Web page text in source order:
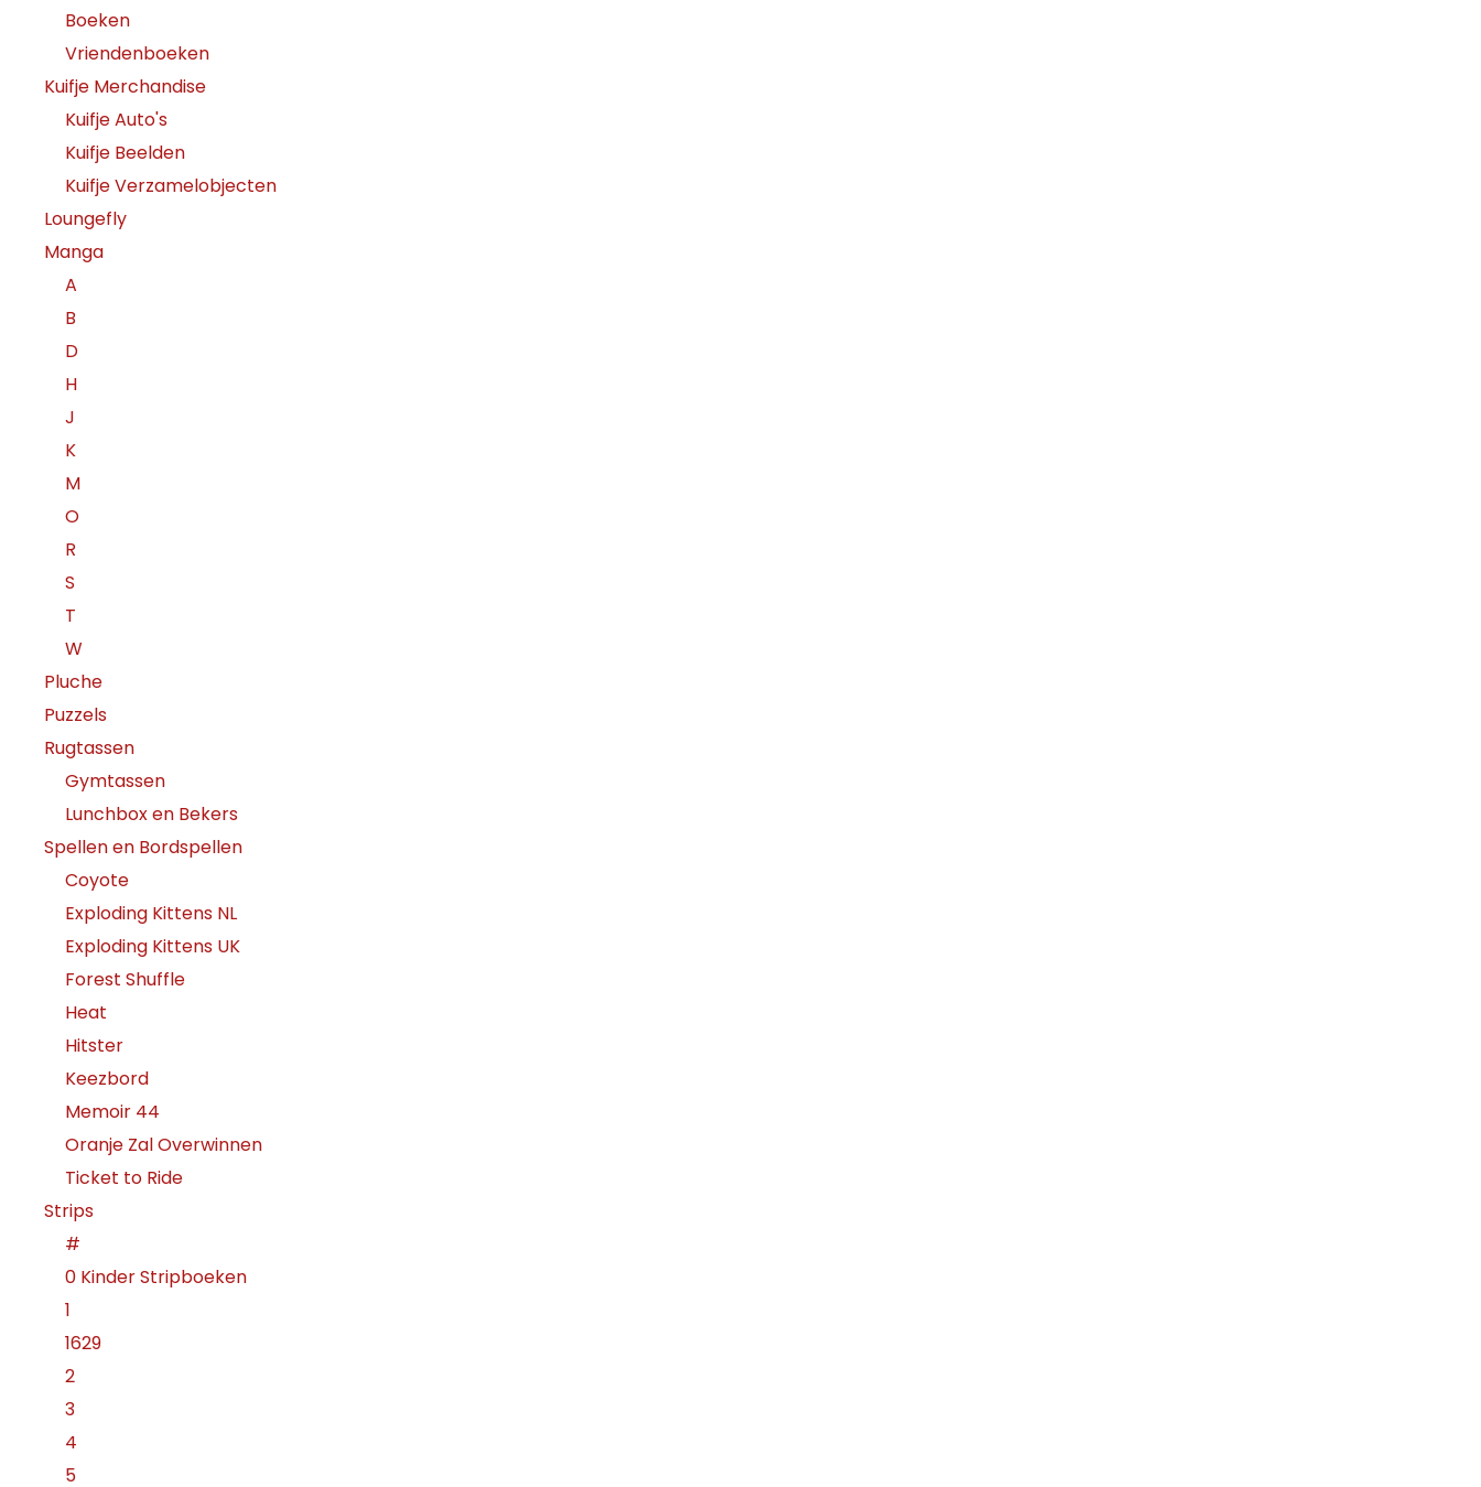
Boeken
Vriendenboeken
Kuifje Merchandise
Kuifje Auto's
Kuifje Beelden
Kuifje Verzamelobjecten
Loungefly
Manga
A
B
D
H
J
K
M
O
R
S
T
W
Pluche
Puzzels
Rugtassen
Gymtassen
Lunchbox en Bekers
Spellen en Bordspellen
Coyote
Exploding Kittens NL
Exploding Kittens UK
Forest Shuffle
Heat
Hitster
Keezbord
Memoir 44
Oranje Zal Overwinnen
Ticket to Ride
Strips
#
0 Kinder Stripboeken
1
1629
2
3
4
5